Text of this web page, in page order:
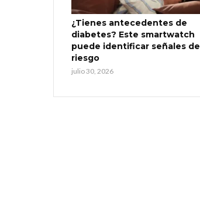
¿Tienes antecedentes de
diabetes? Este smartwatch
puede identificar señales de
riesgo
julio 30, 2026